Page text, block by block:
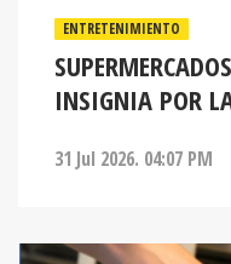
ENTRETENIMIENTO
INSIGNIA POR
31 Jul 2026. 04:07 PM